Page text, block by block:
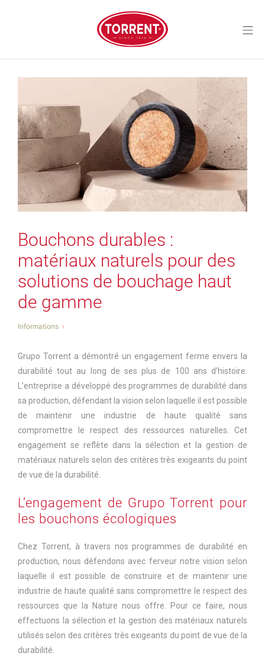
Torrent Closures
Bouchons durables :
matériaux naturels pour des
solutions de bouchage haut
de gamme
Informations
Grupo Torrent a démontré un engagement ferme envers la
durabilité tout au long de ses plus de 100 ans d’histoire.
L’entreprise a développé des programmes de durabilité dans
sa production, défendant la vision selon laquelle il est possible
de maintenir une industrie de haute qualité sans
compromettre le respect des ressources naturelles. Cet
engagement se reflète dans la sélection et la gestion de
matériaux naturels selon des critères très exigeants du point
de vue de la durabilité.
L’engagement de Grupo Torrent pour
les bouchons écologiques
Chez Torrent, à travers nos programmes de durabilité en
production, nous défendons avec ferveur notre vision selon
laquelle il est possible de construire et de maintenir une
industrie de haute qualité sans compromettre le respect des
ressources que la Nature nous offre. Pour ce faire, nous
effectuons la sélection et la gestion des matériaux naturels
utilisés selon des critères très exigeants du point de vue de la
durabilité.